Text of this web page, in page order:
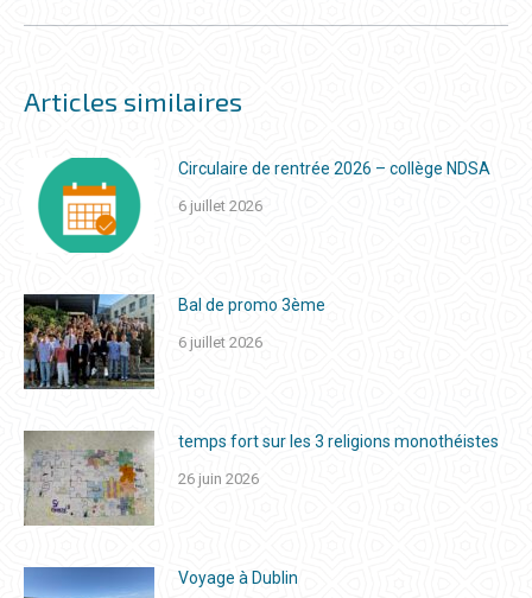
Articles similaires
Circulaire de rentrée 2026 – collège NDSA
6 juillet 2026
Bal de promo 3ème
6 juillet 2026
temps fort sur les 3 religions monothéistes
26 juin 2026
Voyage à Dublin